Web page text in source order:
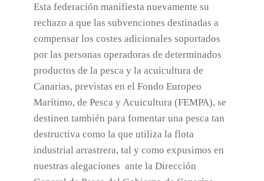
Esta federación manifiesta nuevamente su
rechazo a que las subvenciones destinadas a
compensar los costes adicionales soportados
por las personas operadoras de determinados
productos de la pesca y la acuicultura de
Canarias, previstas en el Fondo Europeo
Marítimo, de Pesca y Acuicultura (FEMPA), se
destinen también para fomentar una pesca tan
destructiva como la que utiliza la flota
industrial arrastrera, tal y como expusimos en
nuestras alegaciones ante la Dirección